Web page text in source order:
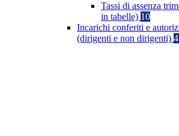
Tassi di assenza
in tabelle) 10
Incarichi conferiti e
(dirigenti e non dirigenti)